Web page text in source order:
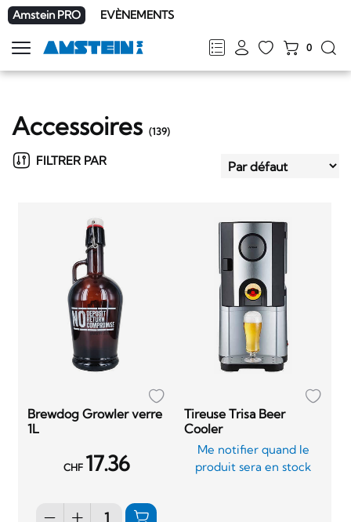
Amstein PRO EVÈNEMENTS
FRDEENIT
0
Afficher
la
Accessoires (139)
FILTRER PAR
Brewdog Growler verre
1L
CHF 17.36
Tireuse Trisa Beer
Cooler
Me notifier quand le
produit sera en stock